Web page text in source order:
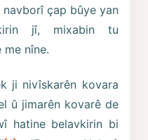
çap bûye yan
jî, mixabin tu
nîne.
ji nivîskarên kovara
û jimarên kovarê de
hatine belavkirin bi